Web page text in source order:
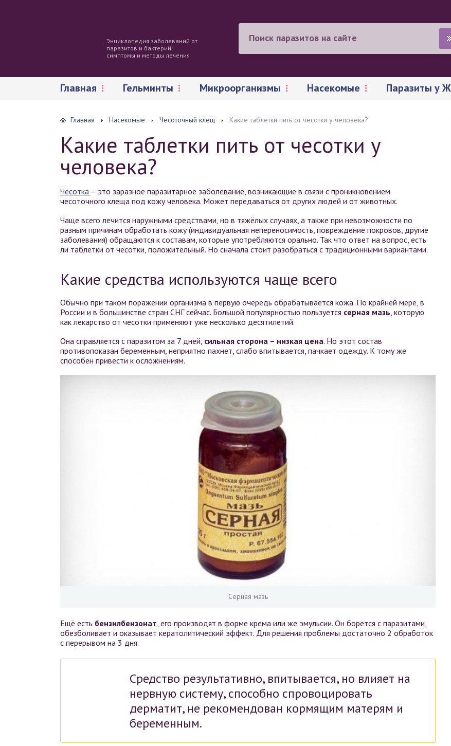
Энциклопедия заболеваний от
паразитов и бактерий:
симптомы и методы лечения
Главная Гельминты Микроорганизмы Насекомые Паразиты у
Главная Насекомые Чесоточный клещ Какие таблетки пить от чесотки у человека?
Какие таблетки пить от чесотки у
человека?
Чесотка – это заразное паразитарное заболевание, возникающие в связи с проникновением
чесоточного клеща под кожу человека. Может передаваться от других людей и от животных.
Чаще всего лечится наружными средствами, но в тяжёлых случаях, а также при невозможности по
разным причинам обработать кожу (индивидуальная непереносимость, повреждение покровов, другие
заболевания) обращаются к составам, которые употребляются орально. Так что ответ на вопрос, есть
ли таблетки от чесотки, положительный. Но сначала стоит разобраться с традиционными вариантами.
Какие средства используются чаще всего
Обычно при таком поражении организма в первую очередь обрабатывается кожа. По крайней мере, в
России и в большинстве стран СНГ сейчас. Большой популярностью пользуется серная мазь, которую
как лекарство от чесотки применяют уже несколько десятилетий.
Она справляется с паразитом за 7 дней, сильная сторона – низкая цена. Но этот состав
противопоказан беременным, неприятно пахнет, слабо впитывается, пачкает одежду. К тому же
способен привести к осложнениям.
Серная мазь
Ещё есть бензилбензонат , его производят в форме крема или же эмульсии. Он борется с паразитами,
обезболивает и оказывает кератолитический эффект. Для решения проблемы достаточно 2 обработок
с перерывом на 3 дня.
Средство результативно, впитывается, но влияет на
нервную систему, способно спровоцировать
дерматит, не рекомендован кормящим матерям и
беременным.